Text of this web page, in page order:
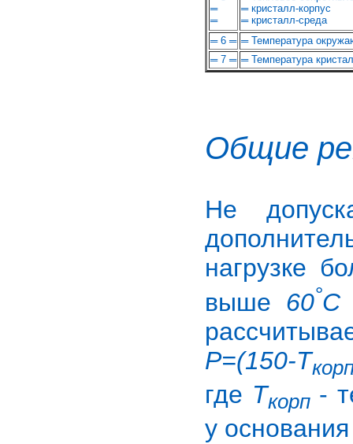
═
═
═ кристалл-корпус
═ кристалл-среда
═ 6 ═ ═ Температура
═ 7 ═ ═ Температура
Общие
Не
нагрузке
выше 60°С
Р=(150-Т
где Ткорп-
у